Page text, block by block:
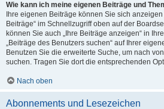
Wie kann ich meine eigenen Beiträge und
Ihre eigenen Beiträge können Sie sich
Beiträge“ im Schnellzugriff oben auf der
können Sie auch „Ihre Beiträge anzeigen“ in
„Beiträge des Benutzers suchen“ auf Ihrer
Benutzen Sie die erweiterte Suche, um nach
suchen. Tragen Sie dort die entsprechenden
Nach oben
Abonnements und Lesezeichen